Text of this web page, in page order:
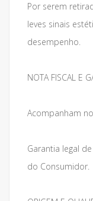
Por serem
leves sinais
desempenho.
NOTA FISCAL E
Acompanham
Garantia legal
do Consumidor.